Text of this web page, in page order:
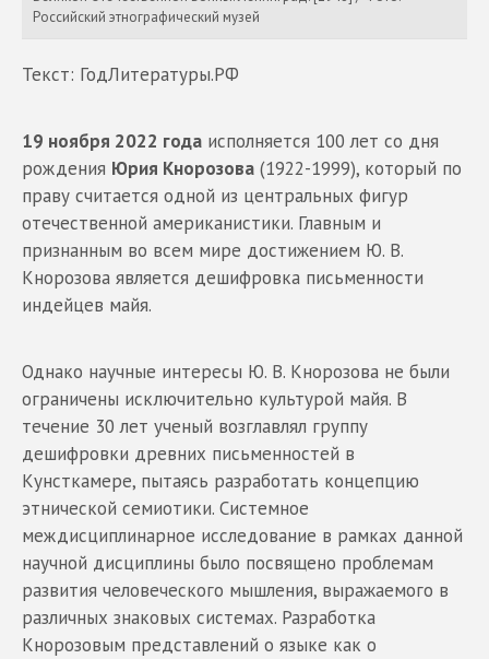
Российский этнографический музей
Текст: ГодЛитературы.РФ
19 ноября 2022 года исполняется 100 лет со дня
рождения Юрия Кнорозова (1922-1999), который по
праву считается одной из центральных фигур
отечественной американистики. Главным и
признанным во всем мире достижением Ю. В.
Кнорозова является дешифровка письменности
индейцев майя.
Однако научные интересы Ю. В. Кнорозова не были
ограничены исключительно культурой майя. В
течение 30 лет ученый возглавлял группу
дешифровки древних письменностей в
Кунсткамере, пытаясь разработать концепцию
этнической семиотики. Системное
междисциплинарное исследование в рамках данной
научной дисциплины было посвящено проблемам
развития человеческого мышления, выражаемого в
различных знаковых системах. Разработка
Кнорозовым представлений о языке как о